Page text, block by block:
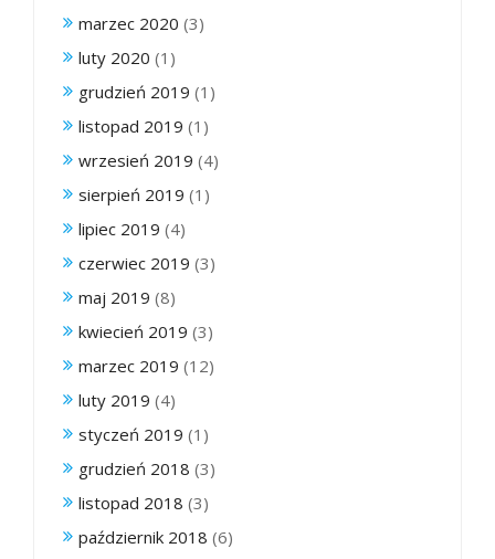
marzec 2020 (3)
luty 2020 (1)
grudzień 2019 (1)
listopad 2019 (1)
wrzesień 2019 (4)
sierpień 2019 (1)
lipiec 2019 (4)
czerwiec 2019 (3)
maj 2019 (8)
kwiecień 2019 (3)
marzec 2019 (12)
luty 2019 (4)
styczeń 2019 (1)
grudzień 2018 (3)
listopad 2018 (3)
październik 2018 (6)